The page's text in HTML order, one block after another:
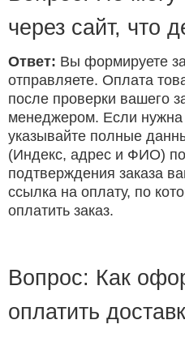
через сайт, что
Ответ: Вы формируете
отправляете. Оплата
после проверки вашего
менеджером. Если нужна
указывайте полные
(Индекс, адрес и ФИО)
подтверждения заказа
ссылка на оплату, по
оплатить заказ.
Вопрос: Как
оплатить